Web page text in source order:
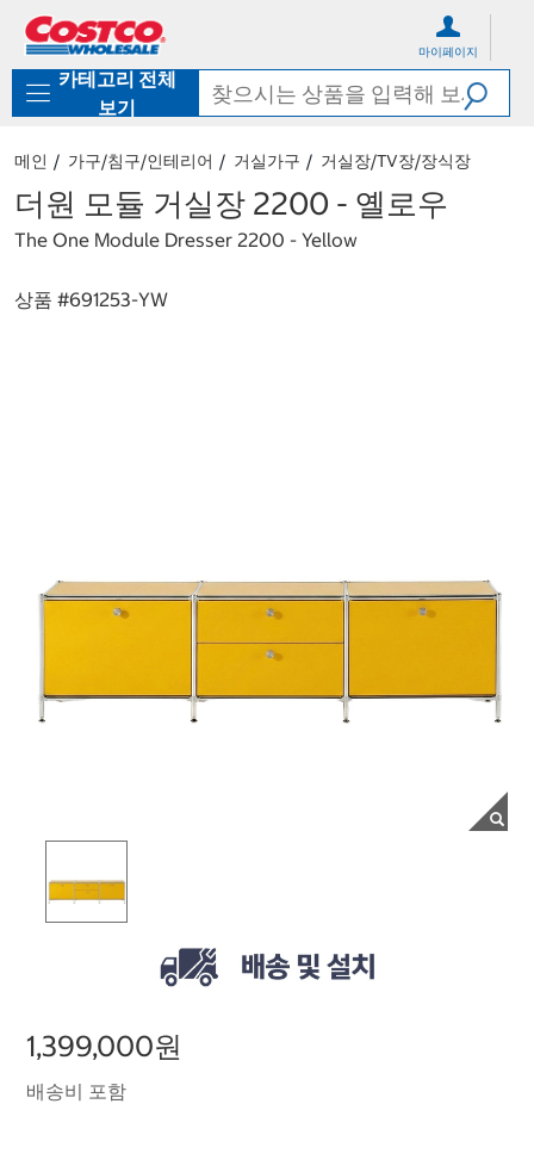
로
기
가
마이페이지
카테고리 전체
보기
메인 가구/침구/인테리어 거실가구 거실장/TV장/장식장
더원 모듈 거실장 2200 - 옐로우
The One Module Dresser 2200 - Yellow
상품 #691253-YW
1,399,000원
배송비 포함